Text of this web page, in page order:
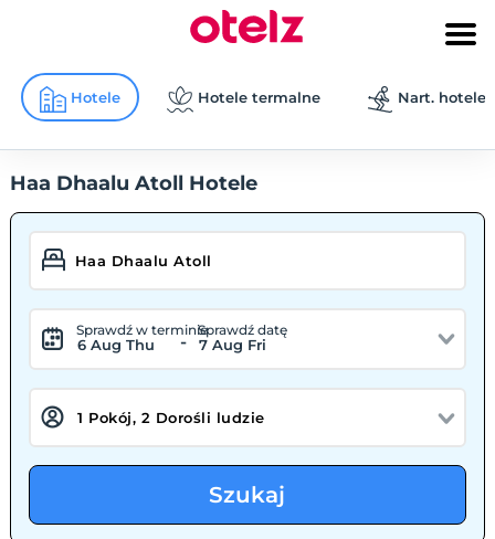
Hotele Hotele termalne Nart. hotele
Haa Dhaalu Atoll Hotele
Sprawdź w terminie
6 Aug Thu -
Sprawdź datę
7 Aug Fri
Szukaj